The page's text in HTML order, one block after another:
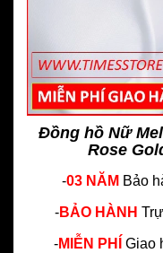
Đồng hồ Nữ
Rose
-03 NĂM Bảo
-BẢO HÀNH
-MIỄN PHÍ Giao